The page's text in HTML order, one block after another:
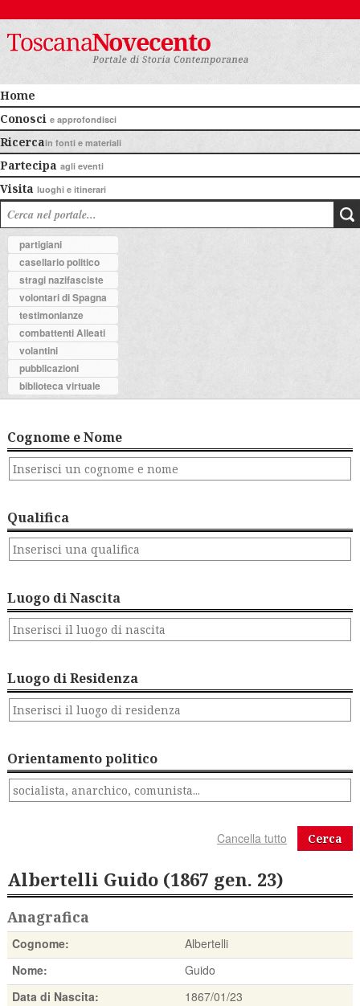
Home
Conosci e approfondisci
Ricercain fonti e materiali
Partecipa agli eventi
Visita luoghi e itinerari
partigiani
casellario politico
stragi nazifasciste
volontari di Spagna
testimonianze
combattenti Alleati
volantini
pubblicazioni
biblioteca virtuale
Cognome e Nome
Qualifica
Luogo di Nascita
Luogo di Residenza
Orientamento politico
Cerca
Albertelli Guido (1867 gen. 23)
Anagrafica
Cognome:
Albertelli
Nome:
Guido
Data di Nascita:
1867/01/23